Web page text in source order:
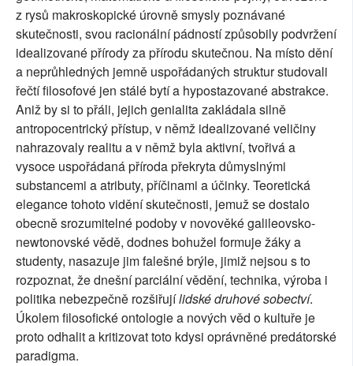
z rysů makroskopické úrovně smysly poznávané
skutečnosti, svou racionální pádností způsobily podvržení
idealizované přírody za přírodu skutečnou. Na místo dění
a neprůhledných jemně uspořádaných struktur studovali
řečtí filosofové jen stálé bytí a hypostazované abstrakce.
Aniž by si to přáli, jejich genialita zakládala silně
antropocentrický přístup, v němž idealizované veličiny
nahrazovaly realitu a v němž byla aktivní, tvořivá a
vysoce uspořádaná příroda překryta důmyslnými
substancemi a atributy, příčinami a účinky. Teoretická
elegance tohoto vidění skutečnosti, jemuž se dostalo
obecně srozumitelné podoby v novověké galileovsko-
newtonovské vědě, dodnes bohužel formuje žáky a
studenty, nasazuje jim falešné brýle, jimiž nejsou s to
rozpoznat, že dnešní parciální vědění, technika, výroba i
politika nebezpečně rozšiřujílidské druhové sobectví.
Úkolem filosofické ontologie a nových věd o kultuře je
proto odhalit a kritizovat toto kdysi oprávněné predátorské
paradigma.